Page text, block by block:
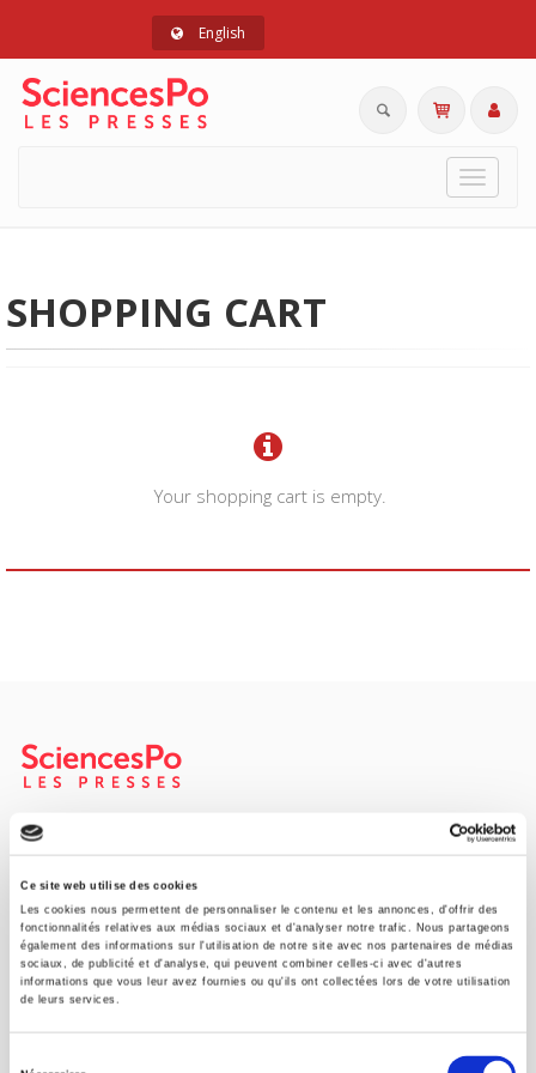
Ce site web utilise des cookies
Les cookies nous permettent de personnaliser le contenu et les annonces, d'offrir des
fonctionnalités relatives aux médias sociaux et d'analyser notre trafic. Nous partageons
également des informations sur l'utilisation de notre site avec nos partenaires de médias
sociaux, de publicité et d'analyse, qui peuvent combiner celles-ci avec d'autres
informations que vous leur avez fournies ou qu'ils ont collectées lors de votre utilisation
de leurs services.
English
Toggle
SHOPPING CART
Your shopping cart is empty.
SCIENCES PO UNIVERSITY PRESS has a threefold role: to publish
original research, to edit reference works for student use, and to
help public and political debate.
CONTACTS
FOREIGN RIGHTS
FOR BOOKSHOPS